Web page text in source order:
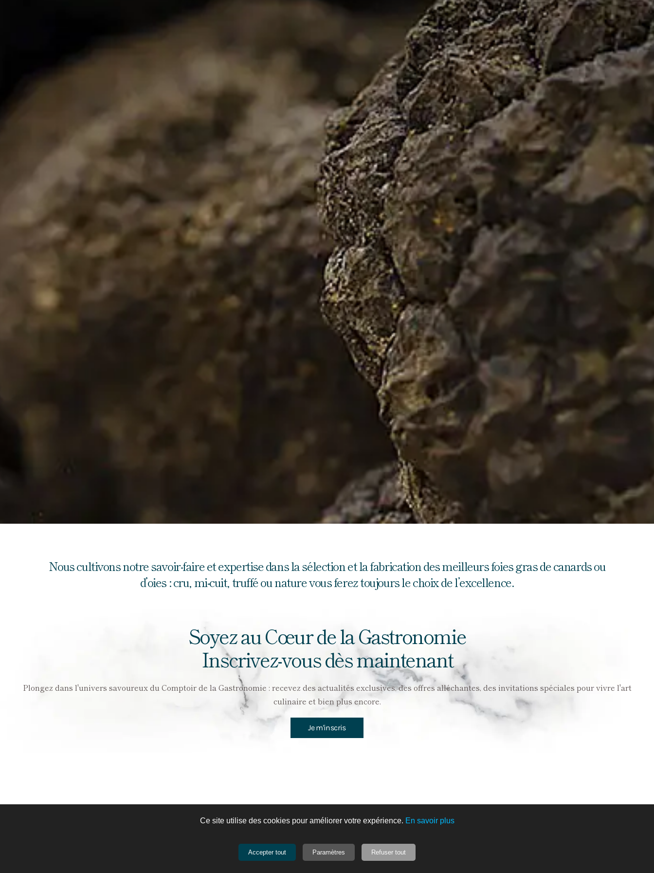
Nous cultivons notre savoir-faire et expertise dans la sélection et la fabrication des meilleurs foies gras de canards ou
d’oies : cru, mi-cuit, truffé ou nature vous ferez toujours le choix de l’excellence.
Soyez au Cœur de la Gastronomie
Inscrivez-vous dès maintenant
Plongez dans l'univers savoureux du Comptoir de la Gastronomie : recevez des actualités exclusives, des offres alléchantes, des invitations spéciales pour vivre l'art
culinaire et bien plus encore.
Je m'inscris
Truffes Noires Entières Brossées Extra 1ère Cuisson TUBER
MELANOSPORUM - 80g
165,00 €
Ce site utilise des cookies pour améliorer votre expérience. En savoir plus
Accepter tout Paramètres Refuser tout